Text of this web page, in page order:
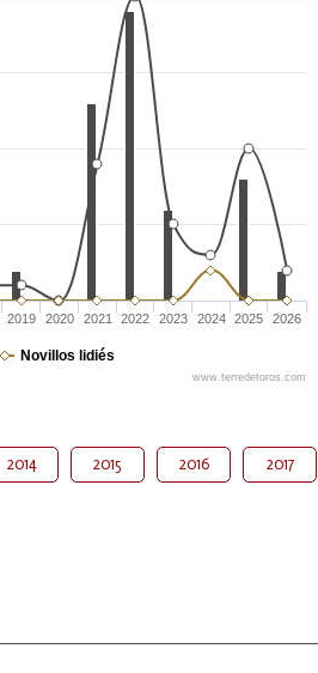
Novillos lidiés
2019 2020 2021 2022 2023 2024 2025 2026
www.terredetoros.com
2014 2015 2016 2017